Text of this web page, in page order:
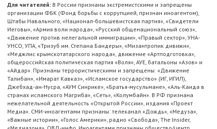
Для читателей: В России признаны экстремистскими и запрещены
организации ФБК (Фонд борьбы с коррупцией, признан иноагентом),
Штабы Навального, «Национал-большевистская партия», «Свидетели
Иеговы», «Армия воли народа», «Русский общенациональный союз»,
«Движение против нелегальной иммиграции», «Правый сектор», УНА-
УНСО, УПА, «Тризуб им. Степана Бандеры», «Мизантропик дивижн»,
«Меджлис крымскотатарского народа», движение «Артподготовка»,
общероссийская политическая партия «Воля», АУЕ, батальоны «Азов» и
«Айдар». Признаны террористическими и запрещены: «Движение
Талибан», «Имарат Кавказ», «Исламское государство» (ИГ, ИГИЛ),
Джебхад-ан-Нусра, «АУМ Синрике», «Братья-мусульмане», «Аль-Каида в
странах исламского Магриба», «Сеть», «Колумбайн». В РФ признана
нежелательной деятельность «Открытой России», издания «Проект
Медиа». СМИ-иноагентами признаны: телеканал «Дождь», «Медуза»,
«Важные истории», «Голос Америки», радио «Свобода», The Insider,
«Медиазона», ОВД-инфо. Иноагентами признаны общество/центр